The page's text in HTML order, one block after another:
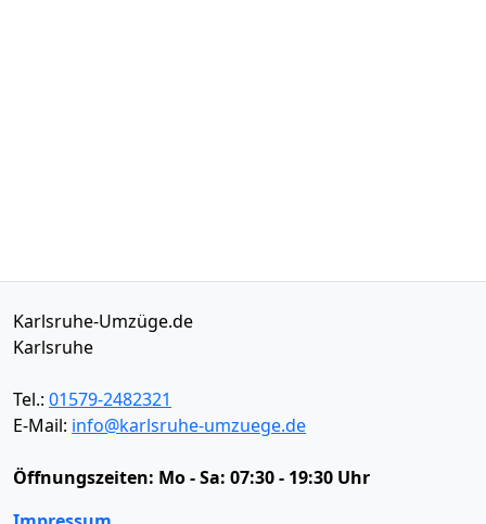
Karlsruhe-Umzüge.de
Karlsruhe
Tel.: 01579-2482321
E-Mail: info@karlsruhe-umzuege.de
Öffnungszeiten: Mo - Sa: 07:30 - 19:30 Uhr